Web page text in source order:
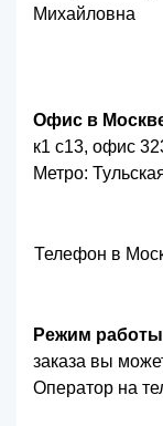
Михайловна
Офис в
к1 с13, офис
Метро:
Телефон в
Режим
заказа вы
Оператор на